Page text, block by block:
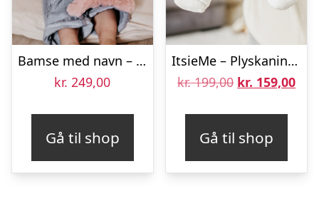
Bamse med navn – Medium Kanin – Lyserød
kr. 249,00
Gå til shop
ItsieMe – Plyskanin med eget billede – 20 cm
kr.199,00 Den
kr. 199,00.
kr. 159,00Den
kr.
Gå til shop